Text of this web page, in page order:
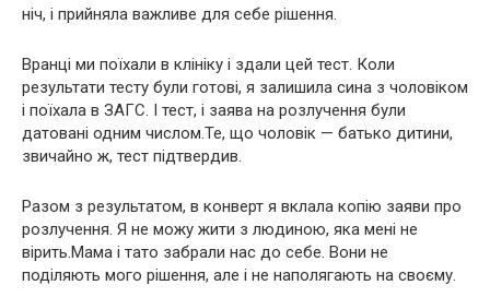
ніч, і прийняла важливе для себе рішення.
Вранці ми поїхали в клініку і здали цей тест. Коли
результати тесту були готові, я залишила сина з чоловіком
і поїхала в ЗАГС. І тест, і заява на розлучення були
датовані одним числом.Те, що чоловік — батько дитини,
звичайно ж, тест підтвердив.
Разом з результатом, в конверт я вклала копію заяви про
розлучення. Я не можу жити з людиною, яка мені не
вірить.Мама і тато забрали нас до себе. Вони не
поділяють мого рішення, але і не наполягають на своєму.